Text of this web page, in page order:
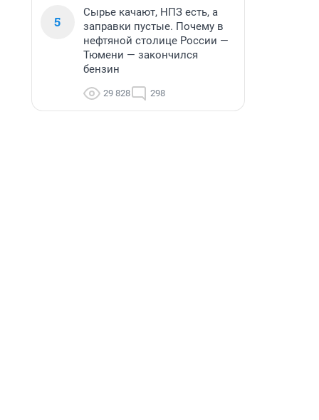
5
Сырье качают, НПЗ есть, а
заправки пустые. Почему в
нефтяной столице России —
Тюмени — закончился
бензин
29 828 298